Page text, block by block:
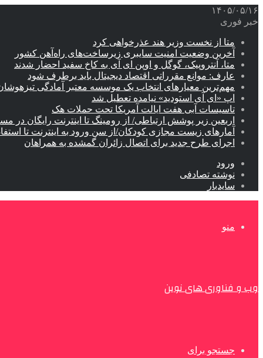
۱۴۰۵/۰۵/۱۶
خبر فوری
متا از نخست وزیر هند عذرخواهی کرد
آخرین وضعیت امنیت سایبری زیرساخت‌های راه‌آهن کشور
متا، آنتروپیک، گوگل و اوپن ای آی به کاخ سفید احضار شدند
عارف: موانع مقرراتی اقتصاد دیجیتال باید برطرف شود
مهم‌ترین معیارهای انتخاب یک موسسه معتبر آمادگی
اپ «ای آی استودید» نیامده تعطیل شد
تاسیسات آبی هفت ایالت آمریکا تحت حملات هک
اربعین زیر پوشش ارتباطی/ از رومینگ تا اینترنت رایگان در
آمارهای زیست مجازی کودکان/از سن ورود به اینترنت تا
اجرای طرح جدید برای اتصال زائران گمشده به همراهان
ورود
نوشته تصادفی
سایدبار
منو
وب و فناوری های نوین
جستجو برای